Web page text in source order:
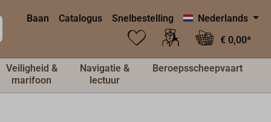
Baan Catalogus Snelbestelling
Nederlands
€ 0,00*
Veiligheid &
marifoon
Navigatie &
lectuur
Beroepsscheepvaart